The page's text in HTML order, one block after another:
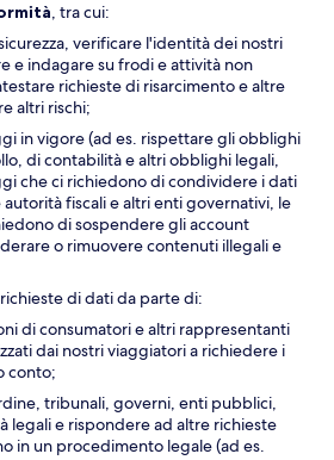
, tra cui:
verificare l'identità dei nostri
e indagare su frodi e attività non
richieste di risarcimento e altre
altri rischi;
in vigore (ad es. rispettare gli obblighi
di contabilità e altri obblighi legali,
che ci richiedono di condividere i dati
autorità fiscali e altri enti governativi, le
di sospendere gli account
o rimuovere contenuti illegali e
di dati da parte di:
di consumatori e altri rappresentanti
dai nostri viaggiatori a richiedere i
conto;
tribunali, governi, enti pubblici,
legali e rispondere ad altre richieste
in un procedimento legale (ad es.